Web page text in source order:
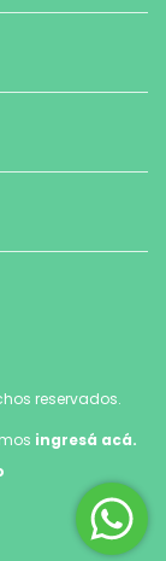
reservados.
ingresá acá.